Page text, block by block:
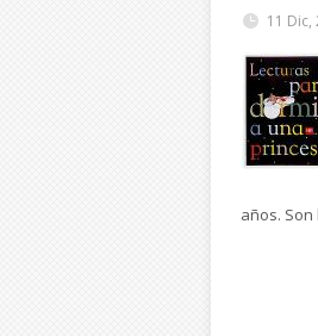
11 Dic,
años.